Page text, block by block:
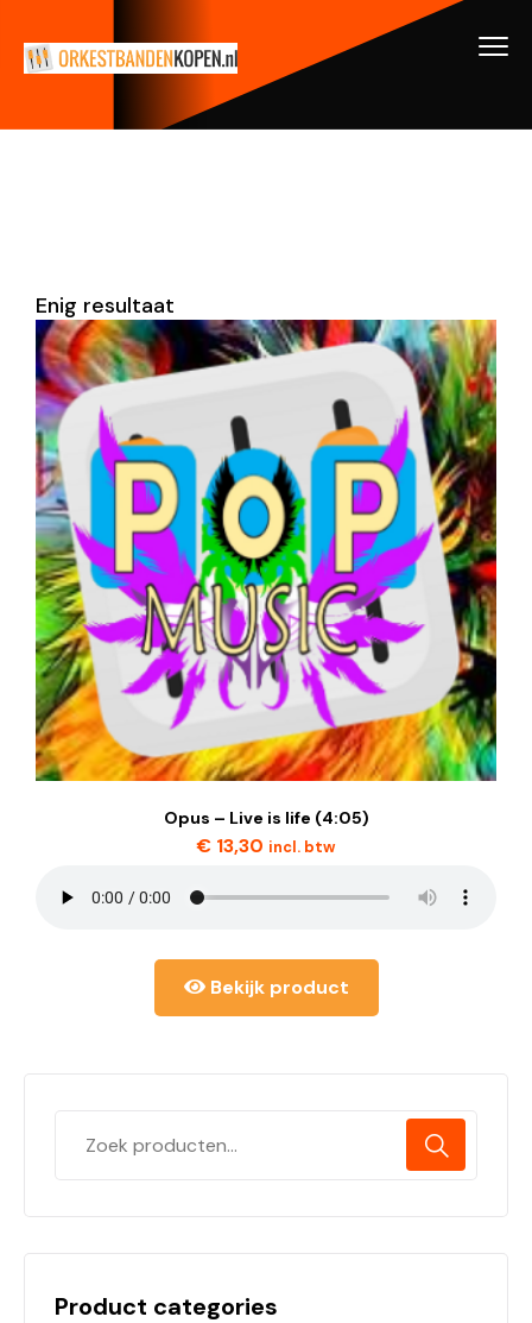
Enig resultaat
Opus – Live is life (4:05)
€ 13,30 incl. btw
Bekijk product
Product categories